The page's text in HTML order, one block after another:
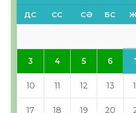
ДС СС СӘ БС
3 4 5 6
10 11 12 13
17 18 19 20